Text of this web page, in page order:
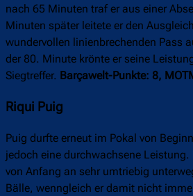
nach 65 Minuten traf er aus einer
Minuten später leitete er den
wundervollen linienbrechenden Pass
der 80. Minute krönte er seine
Siegtreffer. Barçawelt-Punkte: 8,
Riqui Puig
Puig durfte erneut im Pokal von
jedoch eine durchwachsene
von Anfang an sehr umtriebig
Bälle, wenngleich er damit nicht